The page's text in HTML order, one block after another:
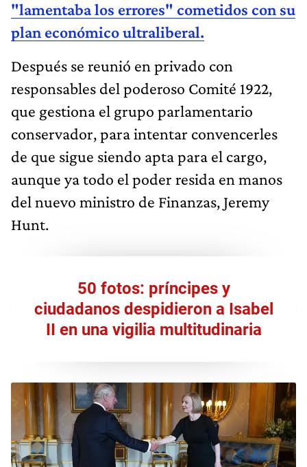
"lamentaba los errores" cometidos con su
plan económico ultraliberal.
Después se reunió en privado con
responsables del poderoso Comité 1922,
que gestiona el grupo parlamentario
conservador, para intentar convencerles
de que sigue siendo apta para el cargo,
aunque ya todo el poder resida en manos
del nuevo ministro de Finanzas, Jeremy
Hunt.
50 fotos: príncipes y
ciudadanos despidieron a Isabel
II en una vigilia multitudinaria